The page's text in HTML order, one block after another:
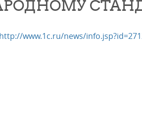
http://www.1c.ru/news/